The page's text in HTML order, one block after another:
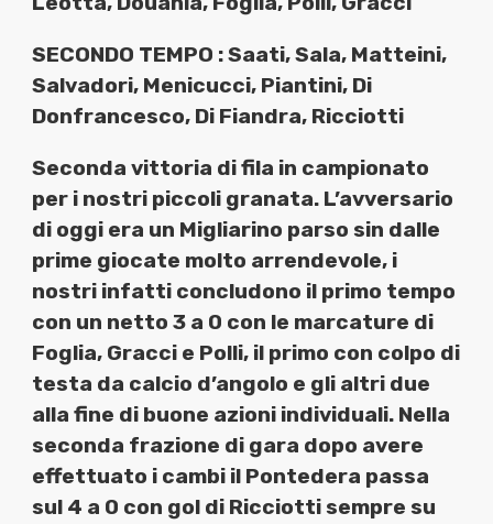
SECONDO TEMPO : Saati, Sala, Matteini,
Salvadori, Menicucci, Piantini, Di
Donfrancesco, Di Fiandra, Ricciotti
Seconda vittoria di fila in campionato
per i nostri piccoli granata. L’avversario
di oggi era un Migliarino parso sin dalle
prime giocate molto arrendevole, i
nostri infatti concludono il primo tempo
con un netto 3 a 0 con le marcature di
Foglia, Gracci e Polli, il primo con colpo di
testa da calcio d’angolo e gli altri due
alla fine di buone azioni individuali. Nella
seconda frazione di gara dopo avere
effettuato i cambi il Pontedera passa
sul 4 a 0 con gol di Ricciotti sempre su